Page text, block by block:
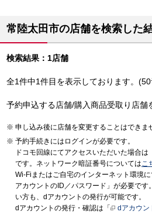
常陸太田市の店舗を検索した
検索結果：1店舗
全1件中1件目を表示しております。
予約申込する店舗/購入商品受取り店舗
申し込み後に店舗を変更することはできま
予約手続きにはログインが必要です。
ドコモ回線にてアクセスいただいた場合
です。ネットワーク暗証番号についてはこ
Wi-Fiまたはご自宅のインターネット環境
アカウントのID／パスワード」が必要で
い方も、dアカウントの発行が可能です。
dアカウントの発行・確認は「
dアカウン